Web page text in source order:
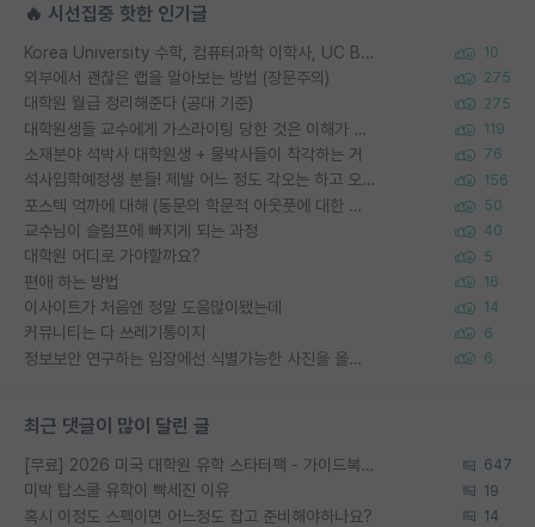
🔥 시선집중 핫한 인기글
Korea University 수학, 컴퓨터과학 이학사, UC Berkeley 산업공학 대학원 공학박사가 되는 것은 쉽지 않겠죠? 10
외부에서 괜찮은 랩을 알아보는 방법 (장문주의) 275
대학원 월급 정리해준다 (공대 기준) 275
대학원생들 교수에게 가스라이팅 당한 것은 이해가 갑니다. 안타깝네요. 119
소재분야 석박사 대학원생 + 물박사들이 착각하는 거 76
석사입학예정생 분들! 제발 어느 정도 각오는 하고 오세요. 156
포스텍 억까에 대해 (동문의 학문적 아웃풋에 대한 반박) 50
교수님이 슬럼프에 빠지게 되는 과정 40
대학원 어디로 가야할까요? 5
편애 하는 방법 16
이사이트가 처음엔 정말 도움많이됐는데 14
커뮤니티는 다 쓰레기통이지 6
정보보안 연구하는 입장에선 식별가능한 사진을 올리는건 비추이긴함 6
최근 댓글이 많이 달린 글
[무료] 2026 미국 대학원 유학 스타터팩 - 가이드북 & 합격자 컨택메일 템플릿 647
미박 탑스쿨 유학이 빡세진 이유 19
혹시 이정도 스펙이면 어느정도 잡고 준비해야하나요? 14